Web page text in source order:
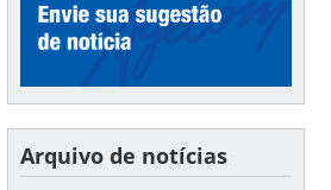
Arquivo de notícias